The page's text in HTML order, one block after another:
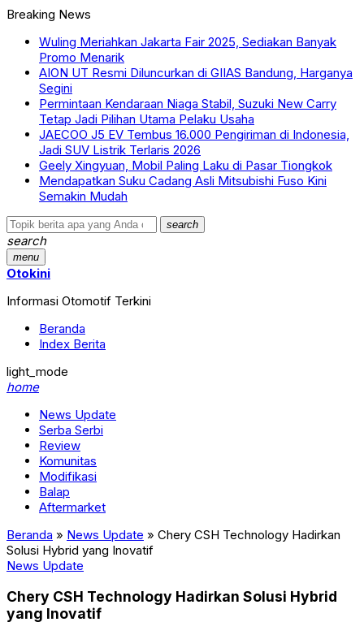
Breaking News
Wuling Meriahkan Jakarta Fair 2025, Sediakan Banyak
Promo Menarik
AION UT Resmi Diluncurkan di GIIAS Bandung, Harganya
Segini
Permintaan Kendaraan Niaga Stabil, Suzuki New Carry
Tetap Jadi Pilihan Utama Pelaku Usaha
JAECOO J5 EV Tembus 16.000 Pengiriman di Indonesia,
Jadi SUV Listrik Terlaris 2026
Geely Xingyuan, Mobil Paling Laku di Pasar Tiongkok
Mendapatkan Suku Cadang Asli Mitsubishi Fuso Kini
Semakin Mudah
search
search
menu
Otokini
Informasi Otomotif Terkini
Beranda
Index Berita
light_mode
home
News Update
Serba Serbi
Review
Komunitas
Modifikasi
Balap
Aftermarket
Beranda » News Update » Chery CSH Technology Hadirkan
Solusi Hybrid yang Inovatif
News Update
Chery CSH Technology Hadirkan Solusi Hybrid
yang Inovatif